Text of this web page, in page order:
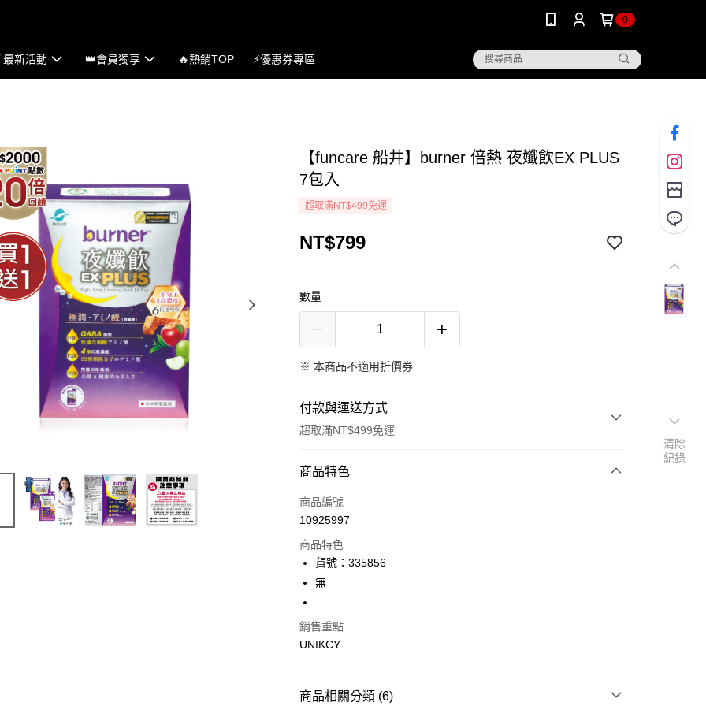
0
新活動 👑會員獨享 🔥熱銷TOP ⚡優惠券專區
【funcare 船井】burner 倍熱 夜孅飲EX PLUS
7包入
超取滿NT$499免運
NT$799
數量
※ 本商品不適用折價券
付款與運送方式
超取滿NT$499免運
付款方式
icash Pay
超商取貨付款
LINE Pay
街口支付
商品特色
商品編號
10925997
商品特色
貨號：335856
無
銷售重點
UNIKCY
商品相關分類 (6)
清除
紀錄